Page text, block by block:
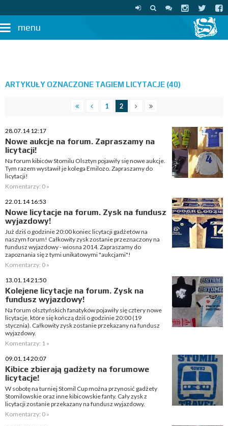
menu
ARTYKUŁY OZNACZONE TAGIEM LICYTACJE (40)
1 2
28.07.14 12:17
Nowe aukcje na forum. Zapraszamy na
licytacji!
Na forum kibiców Stomilu Olsztyn pojawiły się nowe aukcje.
Tym razem wystawił je kolega Emilozo. Zapraszamy do
licytacji!
Komentarzy: 0 »
22.01.14 16:53
Nowe licytacje na forum. Zysk na fundusz
wyjazdowy!
Już dziś o godzinie 20:00 koniec licytacji gadżetów na
naszym forum! Całkowity zysk zostanie przeznaczony na
fundusz wyjazdowy - wiosna 2014. Zapraszamy do
zapoznania się z tymi unikatowymi "aukcjami"!
Komentarzy: 0 »
13.01.14 21:50
Kolejene licytacje na forum. Zysk na
fundusz wyjazdowy!
Na forum olsztyńskich fanatyków pojawiły się cztery nowe
licytacje, które się kończą dziś o godzinie 20:00 (19
stycznia). Całkowity zysk zostanie przekazany na fundusz
wyjazdowy.
Komentarzy: 1 »
09.01.14 20:07
Kibice zbierają gadżety na forumowe
licytacje!
W sobotę na turniej Stomil Cup można przynosić gadżety
Stomilowskie oraz inne kibicowskie fanty. Cały zysk z
licytacji zostanie przekazany na fundusz wyjazdowy.
Komentarzy: 0 »